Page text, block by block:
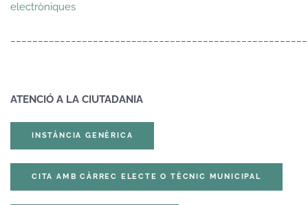
electròniques
ATENCIÓ A LA CIUTADANIA
INSTÀNCIA GENÈRICA
CITA AMB CÀRREC ELECTE O TÈCNIC MUNICIPAL